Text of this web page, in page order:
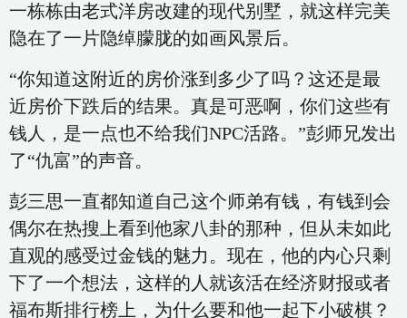
一栋栋由老式洋房改建的现代别墅，就这样完美
隐在了一片隐绰朦胧的如画风景后。
“你知道这附近的房价涨到多少了吗？这还是最
近房价下跌后的结果。真是可恶啊，你们这些有
钱人，是一点也不给我们NPC活路。”彭师兄发出
了“仇富”的声音。
彭三思一直都知道自己这个师弟有钱，有钱到会
偶尔在热搜上看到他家八卦的那种，但从未如此
直观的感受过金钱的魅力。现在，他的内心只剩
下了一个想法，这样的人就该活在经济财报或者
福布斯排行榜上，为什么要和他一起下小破棋？